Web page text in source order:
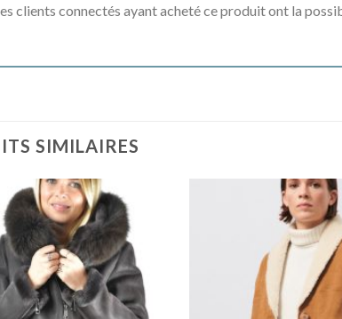
clients connectés ayant acheté ce produit ont la
SIMILAIRES